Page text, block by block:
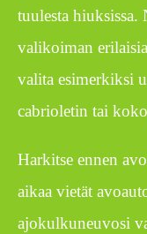
tuulesta hiuksissa.
valikoiman
valita esimerkiksi
cabrioletin tai
Harkitse ennen
aikaa vietät
ajokulkuneuvosi